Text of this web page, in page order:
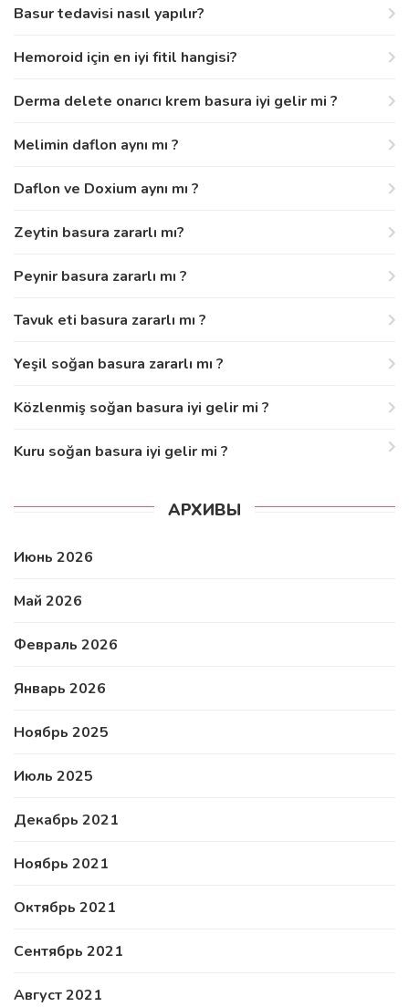
Basur tedavisi nasıl yapılır?
Hemoroid için en iyi fitil hangisi?
Derma delete onarıcı krem basura iyi gelir mi ?
Melimin daflon aynı mı ?
Daflon ve Doxium aynı mı ?
Zeytin basura zararlı mı?
Peynir basura zararlı mı ?
Tavuk eti basura zararlı mı ?
Yeşil soğan basura zararlı mı ?
Közlenmiş soğan basura iyi gelir mi ?
Kuru soğan basura iyi gelir mi ?
АРХИВЫ
Июнь 2026
Май 2026
Февраль 2026
Январь 2026
Ноябрь 2025
Июль 2025
Декабрь 2021
Ноябрь 2021
Октябрь 2021
Сентябрь 2021
Август 2021